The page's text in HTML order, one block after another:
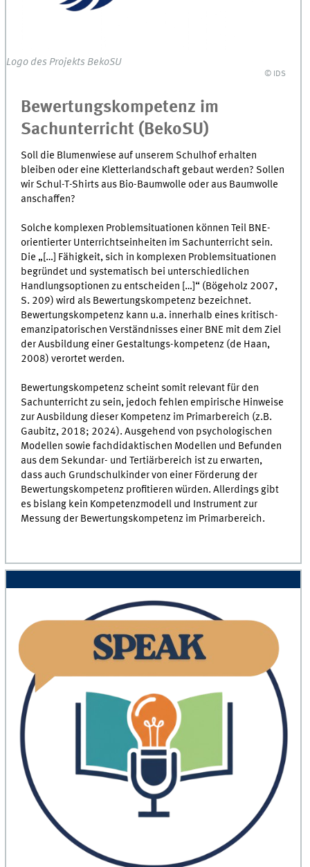
Logo des Projekts BekoSU
© IDS
Bewertungskompetenz im
Sachunterricht (BekoSU)
Soll die Blumenwiese auf unserem Schulhof erhalten
bleiben oder eine Kletterlandschaft gebaut werden? Sollen
wir Schul-T-Shirts aus Bio-Baumwolle oder aus Baumwolle
anschaffen?
Solche komplexen Problemsituationen können Teil BNE-
orientierter Unterrichtseinheiten im Sachunterricht sein.
Die „[…] Fähigkeit, sich in komplexen Problemsituationen
begründet und systematisch bei unterschiedlichen
Handlungsoptionen zu entscheiden […]“ (Bögeholz 2007,
S. 209) wird als Bewertungskompetenz bezeichnet.
Bewertungskompetenz kann u.a. innerhalb eines kritisch-
emanzipatorischen Verständnisses einer BNE mit dem Ziel
der Ausbildung einer Gestaltungs-kompetenz (de Haan,
2008) verortet werden.
Bewertungskompetenz scheint somit relevant für den
Sachunterricht zu sein, jedoch fehlen empirische Hinweise
zur Ausbildung dieser Kompetenz im Primarbereich (z.B.
Gaubitz, 2018; 2024). Ausgehend von psychologischen
Modellen sowie fachdidaktischen Modellen und Befunden
aus dem Sekundar- und Tertiärbereich ist zu erwarten,
dass auch Grundschulkinder von einer Förderung der
Bewertungskompetenz profitieren würden. Allerdings gibt
es bislang kein Kompetenzmodell und Instrument zur
Messung der Bewertungskompetenz im Primarbereich.